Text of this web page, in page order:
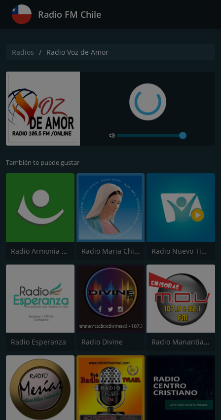
Radio FM Chile
Radios Radio Voz de Amor
También te puede gustar
Radio Armonia 106.3 FM Radio Maria Chile Radio Nuevo Tiempo
Radio Esperanza Radio Divine Radio Manantial de Vida